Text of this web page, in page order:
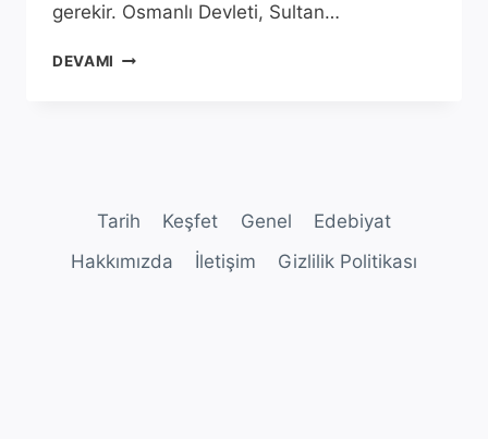
gerekir. Osmanlı Devleti, Sultan…
DEVAMI HALKALI
Tarih Keşfet Genel
Edebiyat
Hakkımızda
İletişim Gizlilik Politikası